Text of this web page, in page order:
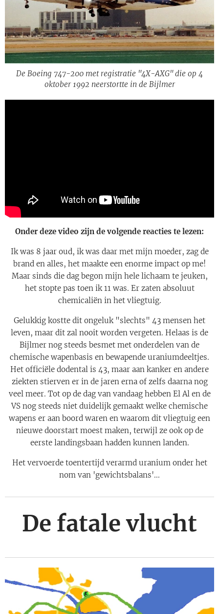
De Boeing 747-200 met registratie "4X-AXG" die op 4
oktober 1992 neerstortte in de Bijlmer
Onder deze video zijn de volgende reacties te lezen:
Ik was 8 jaar oud, ik was daar met mijn moeder, zag de
brand en alles, het maakte een enorme impact op me!
Maar sinds die dag begon mijn hele lichaam te jeuken,
het stopte pas toen ik 11 was. Er zaten absoluut
chemicaliën in het vliegtuig.
Gelukkig kostte dit ongeluk "slechts" 43 mensen het
leven, maar dit zal nooit worden vergeten. Helaas is de
Bijlmer nog steeds besmet met onderdelen van de
chemische wapenbasis en bewapende uraniumdeeltjes.
Het officiële dodental is 43, maar aan kanker en andere
ziekten stierven er in de jaren erna of zelfs daarna nog
veel meer. Tot op de dag van vandaag hebben El Al en de
VS nog steeds niet duidelijk gemaakt welke chemische
wapens er aan boord waren en waarom dit vliegtuig een
nieuwe doorstart moest maken, terwijl ze ook op de
eerste landingsbaan hadden kunnen landen.
Het vervoerde toentertijd verarmd uranium onder het
nom van 'gewichtsbalans'...
De fatale vlucht